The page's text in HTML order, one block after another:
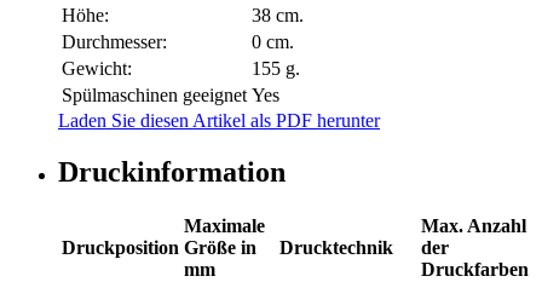
Höhe:
38 cm.
Durchmesser:
0 cm.
Gewicht:
155 g.
Spülmaschinen geeignet Yes
Laden Sie diesen Artikel als PDF herunter
Druckinformation
Druckposition
Maximale
Größe in
mm
Drucktechnik
Max. Anzahl
der
Druckfarben